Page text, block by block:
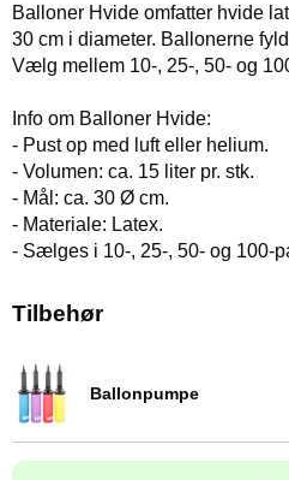
Balloner Hvide omfatter hvide
30 cm i diameter. Ballonerne
Vælg mellem 10-, 25-, 50- og
Info om Balloner Hvide:
- Pust op med luft eller helium.
- Volumen: ca. 15 liter pr. stk.
- Mål: ca. 30 Ø cm.
- Materiale: Latex.
- Sælges i 10-, 25-, 50- og 100-
Tilbehør
Ballonpumpe
Varenr 9838